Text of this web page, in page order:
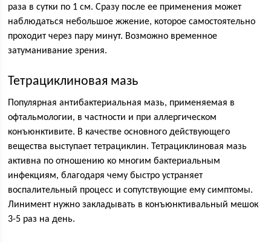
раза в сутки по 1 см. Сразу после ее применения может
наблюдаться небольшое жжение, которое самостоятельно
проходит через пару минут. Возможно временное
затуманивание зрения.
Тетрациклиновая мазь
Популярная антибактериальная мазь, применяемая в
офтальмологии, в частности и при аллергическом
конъюнктивите. В качестве основного действующего
вещества выступает тетрациклин. Тетрациклиновая мазь
активна по отношению ко многим бактериальным
инфекциям, благодаря чему быстро устраняет
воспалительный процесс и сопутствующие ему симптомы.
Линимент нужно закладывать в конъюнктивальный мешок
3-5 раз на день.